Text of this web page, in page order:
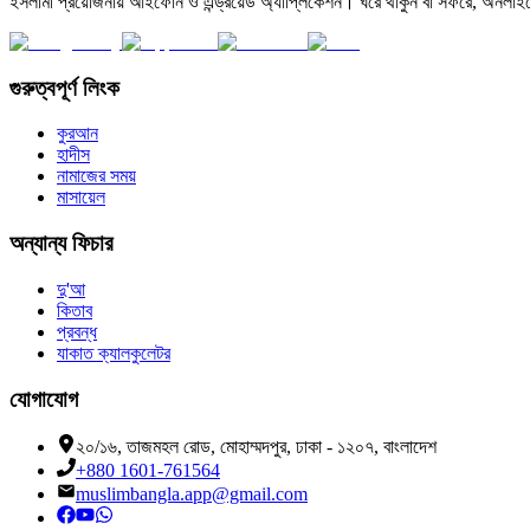
গুরুত্বপূর্ণ লিংক
কুরআন
হাদীস
নামাজের সময়
মাসায়েল
অন্যান্য ফিচার
দু'আ
কিতাব
প্রবন্ধ
যাকাত ক্যালকুলেটর
যোগাযোগ
২০/১৬, তাজমহল রোড, মোহাম্মদপুর, ঢাকা - ১২০৭, বাংলাদেশ
+880 1601-761564
muslimbangla.app@gmail.com